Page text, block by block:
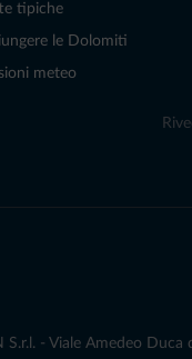
tipiche
le Dolomiti
meteo
- Viale Amedeo Duca